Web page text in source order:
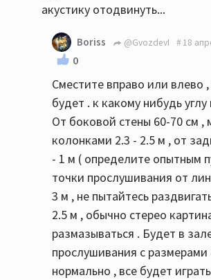
акустику отодвинуть...
Boriss @GvozdevI 18
0
Сместите вправо или влево
будет . к какому нибудь углу
От боковой стены 60-70 см ,
колонками 2.3 - 2.5 м , от
- 1 м ( определите опытным
точки прослушивания от
3 м , не пытайтесь
2.5 м , обычно стерео
размазываться . Будет в
прослушивания с размерами
нормально , все будет